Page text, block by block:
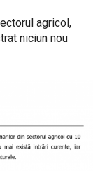
agricol,
niciun nou